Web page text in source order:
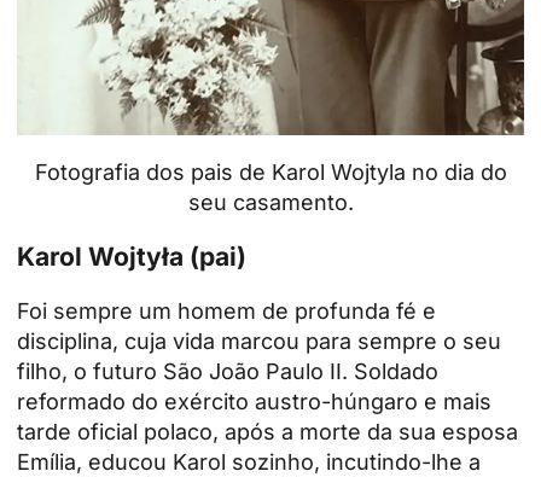
Fotografia dos pais de Karol Wojtyla no dia do
seu casamento.
Karol Wojtyła (pai)
Foi sempre um homem de profunda fé e
disciplina, cuja vida marcou para sempre o seu
filho, o futuro São João Paulo II. Soldado
reformado do exército austro-húngaro e mais
tarde oficial polaco, após a morte da sua esposa
Emília, educou Karol sozinho, incutindo-lhe a